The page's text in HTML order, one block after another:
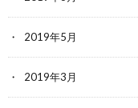
2019年5月
2019年3月